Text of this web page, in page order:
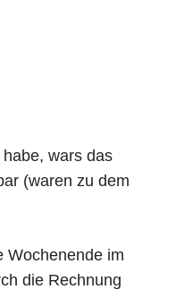
wars das
(waren zu dem
Wochenende im
die Rechnung